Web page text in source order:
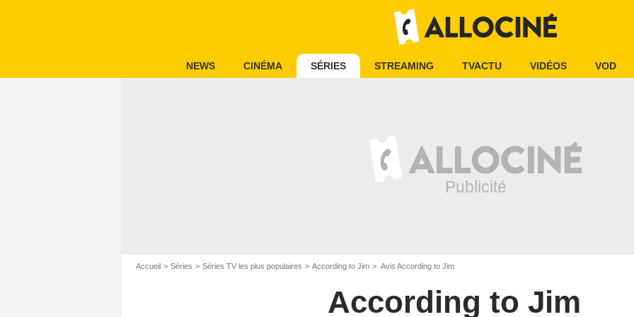
NEWS CINÉMA SÉRIES STREAMING TVACTU VIDÉOS VOD
Accueil Séries Séries TV les plus populaires According to Jim Avis According to Jim
According to Jim